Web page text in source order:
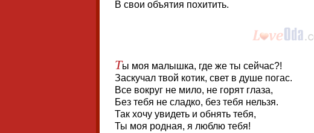
В свои объятия похитить.
Ты моя малышка, где же ты сейчас?!
Заскучал твой котик, свет в душе погас.
Все вокруг не мило, не горят глаза,
Без тебя не сладко, без тебя нельзя.
Так хочу увидеть и обнять тебя,
Ты моя родная, я люблю тебя!